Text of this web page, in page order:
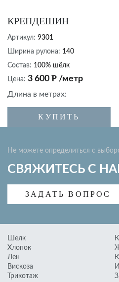
Жаккардовые ткани
Курточные, плащевые
Искусственный мех
Замша, кожа
Подкладочные ткани
КРЕПДЕШИН
Артикул: 9301
Ширина рулона: 140
Состав: 100% шёлк
Цена: 3 600 Р /метр
Длина в метрах:
КУПИТЬ
Не можете определиться с
СВЯЖИТЕСЬ С
ЗАДАТЬ ВОПРОС
Шелк
Хлопок
Лен
Вискоза
Трикотаж